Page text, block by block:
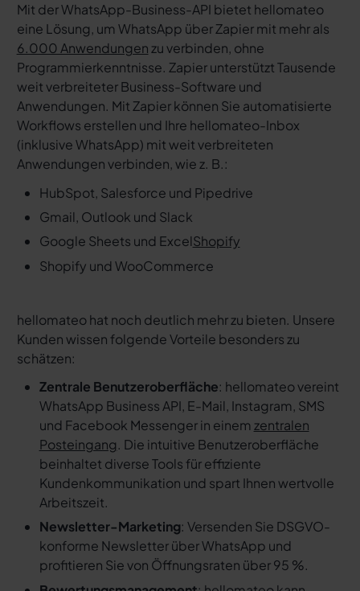
Mit der WhatsApp-Business-API bietet hellomateo
eine Lösung, um WhatsApp über Zapier mit mehr als
6.000 Anwendungenzu verbinden, ohne
Programmierkenntnisse. Zapier unterstützt Tausende
weit verbreiteter Business-Software und
Anwendungen. Mit Zapier können Sie automatisierte
Workflows erstellen und Ihre hellomateo-Inbox
(inklusive WhatsApp) mit weit verbreiteten
Anwendungen verbinden, wie z. B.:
HubSpot, Salesforce und Pipedrive
Gmail, Outlook und Slack
Google Sheets und ExcelShopify
Shopify und WooCommerce
hellomateo hat noch deutlich mehr zu bieten. Unsere
Kunden wissen folgende Vorteile besonders zu
schätzen:
Zentrale Benutzeroberfläche: hellomateo vereint
WhatsApp Business API, E-Mail, Instagram, SMS
und Facebook Messenger in einem zentralen
Posteingang. Die intuitive Benutzeroberfläche
beinhaltet diverse Tools für effiziente
Kundenkommunikation und spart Ihnen wertvolle
Arbeitszeit.
Newsletter-Marketing: Versenden Sie DSGVO-
konforme Newsletter über WhatsApp und
profitieren Sie von Öffnungsraten über 95 %.